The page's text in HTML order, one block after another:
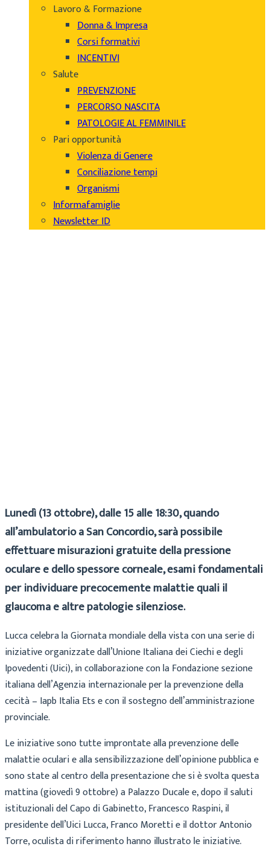
Lavoro & Formazione
Donna & Impresa
Corsi formativi
INCENTIVI
Salute
PREVENZIONE
PERCORSO NASCITA
PATOLOGIE AL FEMMINILE
Pari opportunità
Violenza di Genere
Conciliazione tempi
Organismi
Informafamiglie
Newsletter ID
Lunedì (13 ottobre), dalle 15 alle 18:30, quando
all’ambulatorio a San Concordio, sarà possibile
effettuare misurazioni gratuite della pressione
oculare e dello spessore corneale, esami fondamentali
per individuare precocemente malattie quali il
glaucoma e altre patologie silenziose.
Lucca celebra la Giornata mondiale della vista con una serie di
iniziative organizzate dall’Unione Italiana dei Ciechi e degli
Ipovedenti (Uici), in collaborazione con la Fondazione sezione
italiana dell’Agenzia internazionale per la prevenzione della
cecità – Iapb Italia Ets e con il sostegno dell’amministrazione
provinciale.
Le iniziative sono tutte improntate alla prevenzione delle
malattie oculari e alla sensibilizzazione dell’opinione pubblica e
sono state al centro della presentazione che si è svolta questa
mattina (giovedì 9 ottobre) a Palazzo Ducale e, dopo il saluti
istituzionali del Capo di Gabinetto, Francesco Raspini, il
presidente dell’Uici Lucca, Franco Moretti e il dottor Antonio
Torre, oculista di riferimento hanno illustrato le iniziative.